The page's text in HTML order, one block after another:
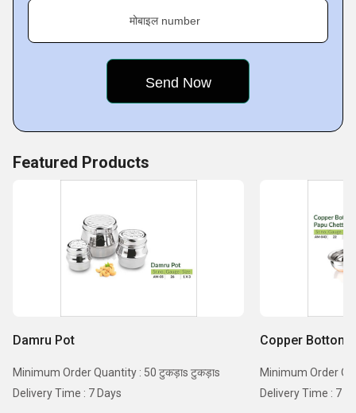
मोबाइल number
Featured Products
Damru Pot
Minimum Order Quantity : 50 टुकड़ाs टुकड़ाs
Delivery Time : 7 Days
Copper Bottom
Minimum Order
Delivery Time : 7